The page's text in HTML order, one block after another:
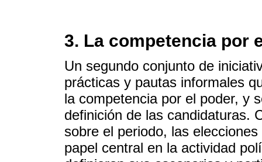
3. La competencia por
Un segundo conjunto de
prácticas y pautas informales
la competencia por el poder, y
definición de las candidaturas.
sobre el periodo, las
papel central en la actividad